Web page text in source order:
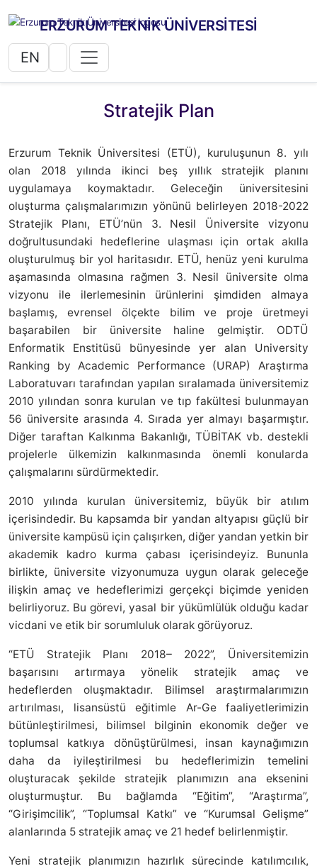
ERZURUM TEKNİK ÜNİVERSİTESİ
EN
Stratejik Plan
Erzurum Teknik Üniversitesi (ETÜ), kuruluşunun 8. yılı
olan 2018 yılında ikinci beş yıllık stratejik planını
uygulamaya koymaktadır. Geleceğin üniversitesini
oluşturma çalışmalarımızın yönünü belirleyen 2018-2022
Stratejik Planı, ETÜ’nün 3. Nesil Üniversite vizyonu
doğrultusundaki hedeflerine ulaşması için ortak akılla
oluşturulmuş bir yol haritasıdır. ETÜ, henüz yeni kurulma
aşamasında olmasına rağmen 3. Nesil üniversite olma
vizyonu ile ilerlemesinin ürünlerini şimdiden almaya
başlamış, evrensel ölçekte bilim ve proje üretmeyi
başarabilen bir üniversite haline gelmiştir. ODTÜ
Enformatik Enstitüsü bünyesinde yer alan University
Ranking by Academic Performance (URAP) Araştırma
Laboratuvarı tarafından yapılan sıralamada üniversitemiz
2010 yılından sonra kurulan ve tıp fakültesi bulunmayan
56 üniversite arasında 4. Sırada yer almayı başarmıştır.
Diğer taraftan Kalkınma Bakanlığı, TÜBİTAK vb. destekli
projelerle ülkemizin kalkınmasında önemli konularda
çalışmalarını sürdürmektedir.
2010 yılında kurulan üniversitemiz, büyük bir atılım
içerisindedir. Bu kapsamda bir yandan altyapısı güçlü bir
üniversite kampüsü için çalışırken, diğer yandan yetkin bir
akademik kadro kurma çabası içerisindeyiz. Bununla
birlikte, üniversite vizyonumuza uygun olarak geleceğe
ilişkin amaç ve hedeflerimizi gerçekçi biçimde yeniden
belirliyoruz. Bu görevi, yasal bir yükümlülük olduğu kadar
vicdani ve etik bir sorumluluk olarak görüyoruz.
“ETÜ Stratejik Planı 2018– 2022”, Üniversitemizin
başarısını artırmaya yönelik stratejik amaç ve
hedeflerden oluşmaktadır. Bilimsel araştırmalarımızın
artırılması, lisansüstü eğitimle Ar-Ge faaliyetlerimizin
bütünleştirilmesi, bilimsel bilginin ekonomik değer ve
toplumsal katkıya dönüştürülmesi, insan kaynağımızın
daha da iyileştirilmesi bu hedeflerimizin temelini
oluşturacak şekilde stratejik planımızın ana eksenini
oluşturmuştur. Bu bağlamda “Eğitim”, “Araştırma”,
“Girişimcilik”, “Toplumsal Katkı” ve “Kurumsal Gelişme”
alanlarında 5 stratejik amaç ve 21 hedef belirlenmiştir.
Yeni stratejik planımızın hazırlık sürecinde katılımcılık,